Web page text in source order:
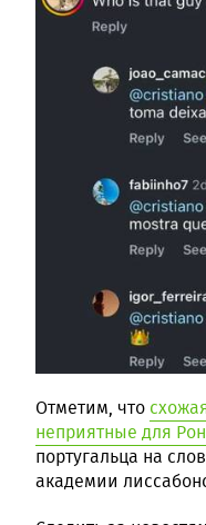
Отметим, что
неприятные для
португальца на
академии